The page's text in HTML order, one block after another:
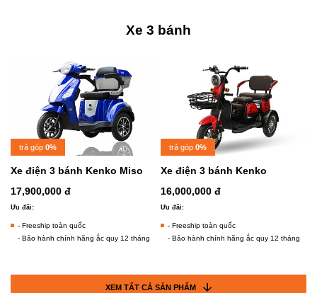
Xe 3 bánh
trả góp 0%
Xe điện 3 bánh Kenko Miso
17,900,000 đ
Ưu đãi:
- Freeship toàn quốc
- Bảo hành chính hãng ắc quy 12 tháng
trả góp 0%
Xe điện 3 bánh Kenko
16,000,000 đ
Ưu đãi:
- Freeship toàn quốc
- Bảo hành chính hãng ắc quy 12 tháng
XEM TẤT CẢ SẢN PHẨM